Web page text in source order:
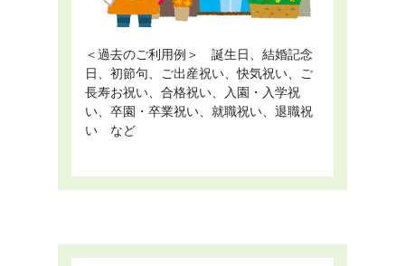
＜過去のご利用例＞ 誕生日、結婚記念
日、初節句、ご出産祝い、快気祝い、ご
長寿お祝い、合格祝い、入園・入学祝
い、卒園・卒業祝い、就職祝い、退職祝
い など